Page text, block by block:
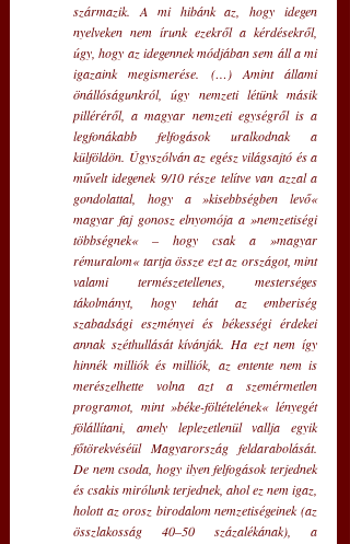
származik. A mi hibánk az, hogy idegen
nyelveken nem írunk ezekről a kérdésekről,
úgy, hogy az idegennek módjában sem áll a mi
igazaink megismerése. (…) Amint állami
önállóságunkról, úgy nemzeti létünk másik
pilléréről, a magyar nemzeti egységről is a
legfonákabb felfogások uralkodnak a
külföldön. Úgyszólván az egész világsajtó és a
művelt idegenek 9/10 része telítve van azzal a
gondolattal, hogy a »kisebbségben levő«
magyar faj gonosz elnyomója a »nemzetiségi
többségnek« – hogy csak a »magyar
rémuralom« tartja össze ezt az országot, mint
valami természetellenes, mesterséges
tákolmányt, hogy tehát az emberiség
szabadsági eszményei és békességi érdekei
annak széthullását kívánják. Ha ezt nem így
hinnék milliók és milliók, az entente nem is
merészelhette volna azt a szemérmetlen
programot, mint »béke-föltételének« lényegét
fölállítani, amely leplezetlenül vallja egyik
főtörekvéséül Magyarország feldarabolását.
De nem csoda, hogy ilyen felfogások terjednek
és csakis mirólunk terjednek, ahol ez nem igaz,
holott az orosz birodalom nemzetiségeinek (az
összlakosság 40–50 százalékának), a